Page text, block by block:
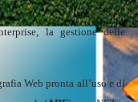
la gestione delle
Web pronta all’uso e di